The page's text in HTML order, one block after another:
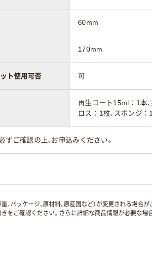
60mm
170mm
ト使用可否 可
再生コート15ml：1本
ロス：1枚、スポンジ：
ずご確認の上、お申込みください。
パッケージ、原材料、原産国など）が変更される場合
ご確認ください。さらに詳細な商品情報が必要な場